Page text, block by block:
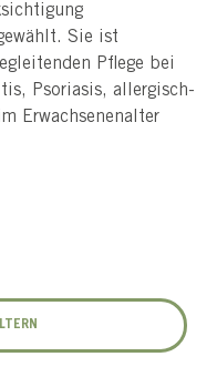
Sie ist
Pflege bei
Psoriasis, allergisch-
Erwachsenenalter